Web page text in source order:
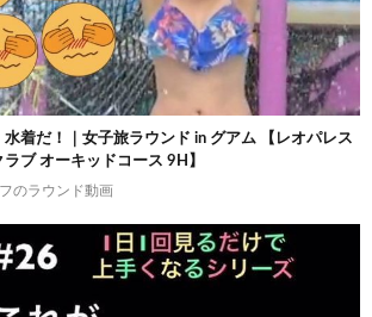
着だ！｜女子旅ラウンド in グアム 【レオパレス
ブ オーキッドコース 9H】
のラウンド動画